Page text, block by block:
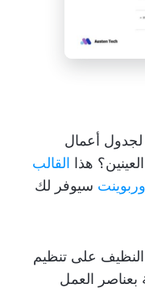
أعمال
هذا القالب
سيوفر لك
النظيف على تنظيم
بعناصر العمل